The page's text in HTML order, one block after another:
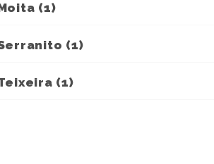
(1)
(1)
(1)